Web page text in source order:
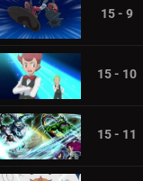
15 - 9
15 - 10
15 - 11